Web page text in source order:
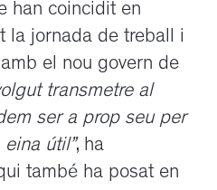
han coincidit en
la jornada de treball i
el nou govern de
transmetre al
ser a prop seu per
útil”, ha
també ha posat en